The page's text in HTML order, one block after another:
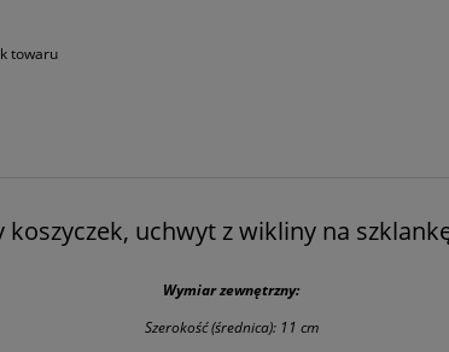
towaru
uchwyt z wikliny na
Wymiar zewnętrzny:
Szerokość (średnica): 11 cm